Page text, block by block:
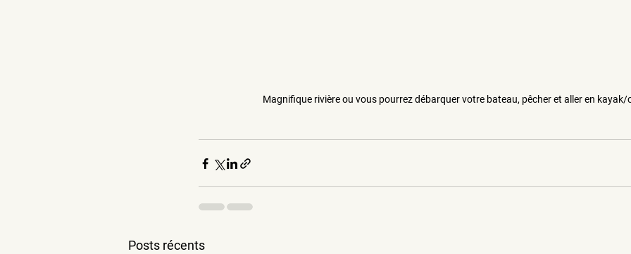
Magnifique rivière ou vous pourrez débarquer votre bateau, pêcher et aller en kayak/
Posts récents